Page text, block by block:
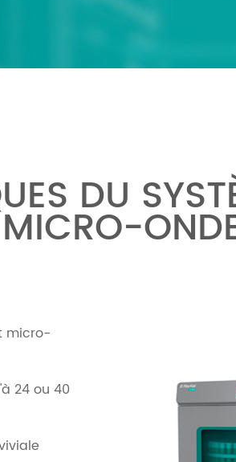
Échantillonneur automatique de
DU
micro-
24 ou 40